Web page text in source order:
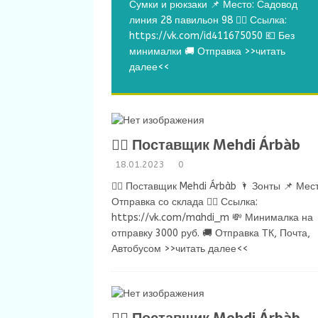
Сумки и рюкзаки 📌 Место: Садовод
линия 28 павильон 98 👉🏻 Ссылка:
https://vk.com/id411675050 💶 Без
минималки 🚚 Отправка >>читать
далее<<
💁‍♂ Поставщик Mehdi Árbàb
18.01.2023 0
💁‍♂ Поставщик Mehdi Árbàb 🌂 Зонты 📌
Отправка со склада 👉🏻 Ссылка:
https://vk.com/mahdi_m 💸 Минималка на
отправку 3000 руб. 🚚 Отправка ТК, Почта,
Автобусом >>читать далее<<